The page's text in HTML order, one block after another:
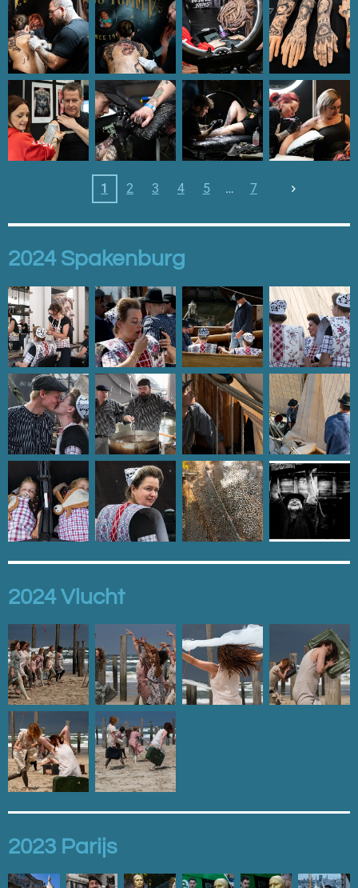
1 2 3 4 5 7
2024 Spakenburg
2024 Vlucht
2023 Parijs